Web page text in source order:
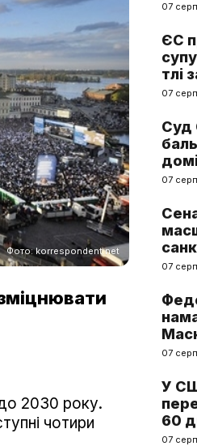
Фото: korrespondent.net
2030 року.
чотири
07
ЄС
тлі
07
Суд
07
07
07
У
60
07